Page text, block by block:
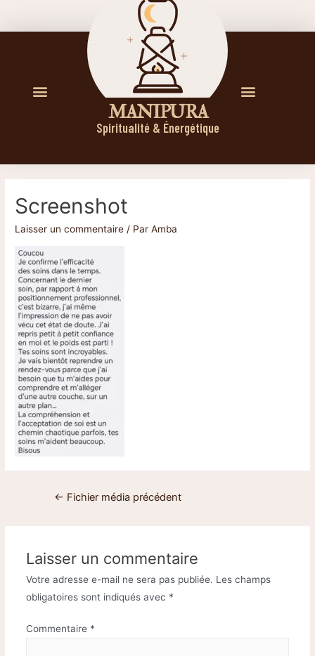
M A N I P U R A
Spiritualité & Énergétique
Screenshot
Laisser un commentaire / ParAmba
← Fichier média précédent
Laisser un commentaire
Votre adresse e-mail ne sera pas publiée. Les champs
obligatoires sont indiqués avec *
Commentaire *